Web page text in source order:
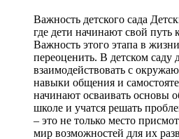
Важность детского сада
где дети начинают свой путь
Важность этого этапа в
переоценить. В детском саду
взаимодействовать с
навыки общения и
начинают осваивать основы
школе и учатся решать
– это не только место
мир возможностей для их